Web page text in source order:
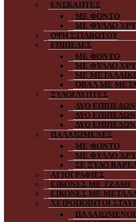
ΕΝΣΚΑΠΤΕΣ
ΜΕ ΦΟΝΤΟ
ΜΕ ΦΥΛΛΟ
ΟΨΗ ΣΤΙΛΒΩΤΟΥ
ΕΠΙΠΕΔΕΣ
ΜΕ ΦΟΝΤΟ
ΜΕ ΦΥΛΛΟ
ΜΕ
ΟΒΑΛ ΜΕ
ΞΥΛΟΓΛΥΠΤΕΣ
ΔΥΟ ΕΠΙΠΕΔΩΝ
ΔΥΟ
ΔΥΟ
ΠΑΛΑΙΩΜΕΝΕΣ
ΜΕ ΦΟΝΤΟ
ΜΕ ΦΥΛΛΟ
ΣΕ ΞΥΛΟ
ΑΓΙΟΓΡΑΦΙΕΣ
ΕΙΚΟΝΕΣ ΜΕ ΤΖΑΜΙ
ΕΙΚΟΝΕΣ ΜΕ
ΧΕΙΡΟΠΟΙΗΤΟΙ
ΠΑΛΑΙΩΜΕΝΟΙ